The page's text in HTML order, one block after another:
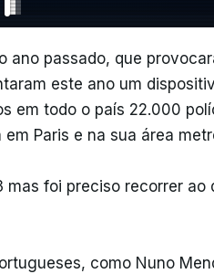
ano passado, que
este ano um
em todo o país 22.000
Paris e na sua área
mas foi preciso recorrer ao
como Nuno